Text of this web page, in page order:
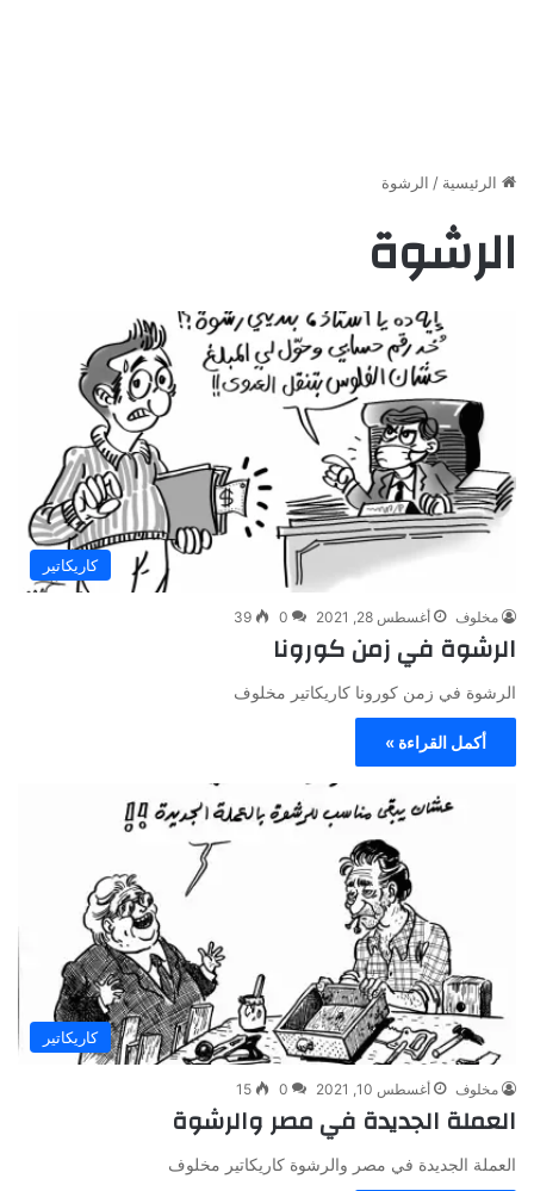
الرئيسية / الرشوة
الرشوة
كاريكاتير
مخلوف أغسطس 28, 2021 0
39
الرشوة في زمن كورونا
الرشوة في زمن كورونا كاريكاتير مخلوف
أكمل القراءة »
كاريكاتير
مخلوف أغسطس 10, 2021 0
15
العملة الجديدة في مصر والرشوة
العملة الجديدة في مصر والرشوة كاريكاتير مخلوف